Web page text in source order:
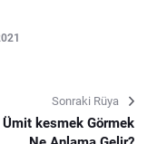
Sonraki Rüya
Ümit kesmek Görmek